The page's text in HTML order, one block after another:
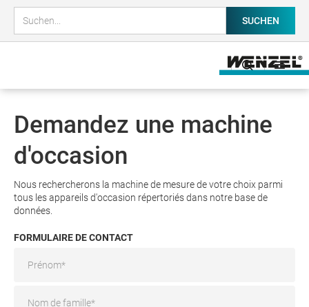
Demandez une machine
d'occasion
Nous rechercherons la machine de mesure de votre choix parmi
tous les appareils d'occasion répertoriés dans notre base de
données.
FORMULAIRE DE CONTACT